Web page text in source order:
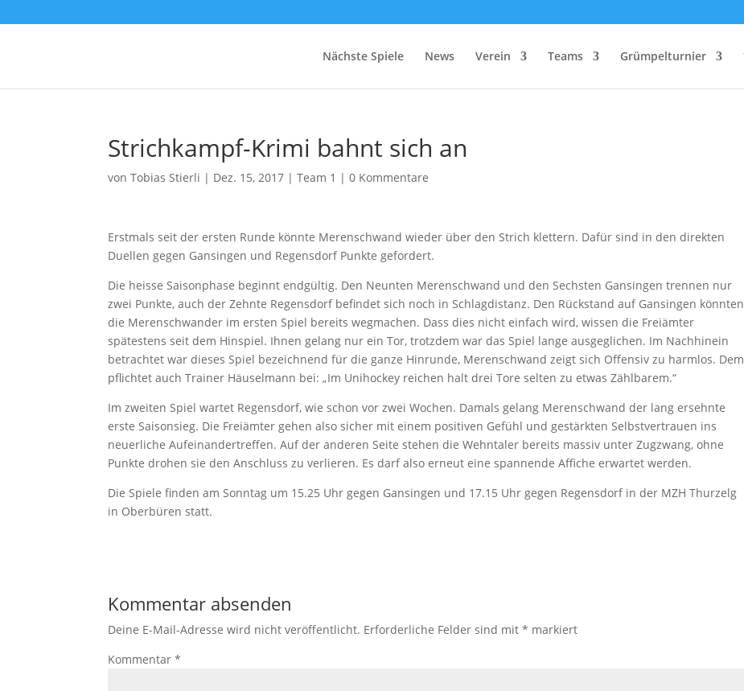
Nächste Spiele News Verein Teams Grümpelturnier
Strichkampf-Krimi bahnt sich an
vonTobias Stierli | Dez. 15, 2017 |Team 1 |0 Kommentare
Erstmals seit der ersten Runde könnte Merenschwand wieder über den Strich klettern. Dafür sind in den direkten
Duellen gegen Gansingen und Regensdorf Punkte gefordert.
Die heisse Saisonphase beginnt endgültig. Den Neunten Merenschwand und den Sechsten Gansingen trennen nur
zwei Punkte, auch der Zehnte Regensdorf befindet sich noch in Schlagdistanz. Den Rückstand auf Gansingen könnten
die Merenschwander im ersten Spiel bereits wegmachen. Dass dies nicht einfach wird, wissen die Freiämter
spätestens seit dem Hinspiel. Ihnen gelang nur ein Tor, trotzdem war das Spiel lange ausgeglichen. Im Nachhinein
betrachtet war dieses Spiel bezeichnend für die ganze Hinrunde, Merenschwand zeigt sich Offensiv zu harmlos. Dem
pflichtet auch Trainer Häuselmann bei: „Im Unihockey reichen halt drei Tore selten zu etwas Zählbarem.“
Im zweiten Spiel wartet Regensdorf, wie schon vor zwei Wochen. Damals gelang Merenschwand der lang ersehnte
erste Saisonsieg. Die Freiämter gehen also sicher mit einem positiven Gefühl und gestärkten Selbstvertrauen ins
neuerliche Aufeinandertreffen. Auf der anderen Seite stehen die Wehntaler bereits massiv unter Zugzwang, ohne
Punkte drohen sie den Anschluss zu verlieren. Es darf also erneut eine spannende Affiche erwartet werden.
Die Spiele finden am Sonntag um 15.25 Uhr gegen Gansingen und 17.15 Uhr gegen Regensdorf in der MZH Thurzelg
in Oberbüren statt.
Kommentar absenden
Deine E-Mail-Adresse wird nicht veröffentlicht. Erforderliche Felder sind mit* markiert
Kommentar*